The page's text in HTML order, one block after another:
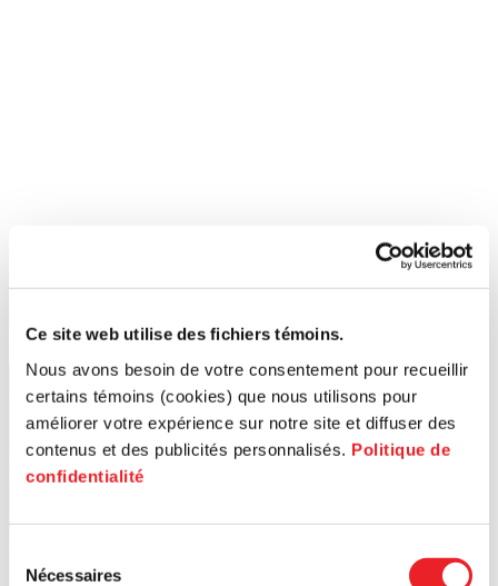
Ce site web utilise des fichiers témoins.
Nous avons besoin de votre consentement pour recueillir
certains témoins (cookies) que nous utilisons pour
améliorer votre expérience sur notre site et diffuser des
contenus et des publicités personnalisés. Politique de
confidentialité
Nécessaires